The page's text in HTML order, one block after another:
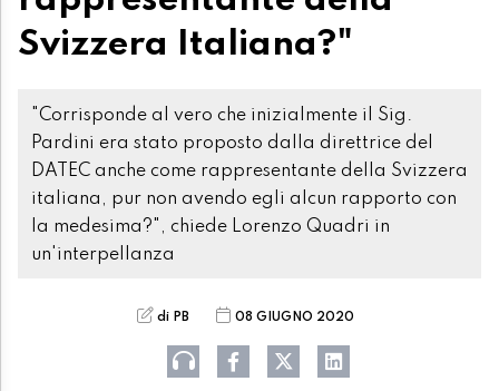
Svizzera Italiana?"
"Corrisponde al vero che inizialmente il Sig.
Pardini era stato proposto dalla direttrice del
DATEC anche come rappresentante della Svizzera
italiana, pur non avendo egli alcun rapporto con
la medesima?", chiede Lorenzo Quadri in
un'interpellanza
di PB 08 GIUGNO 2020